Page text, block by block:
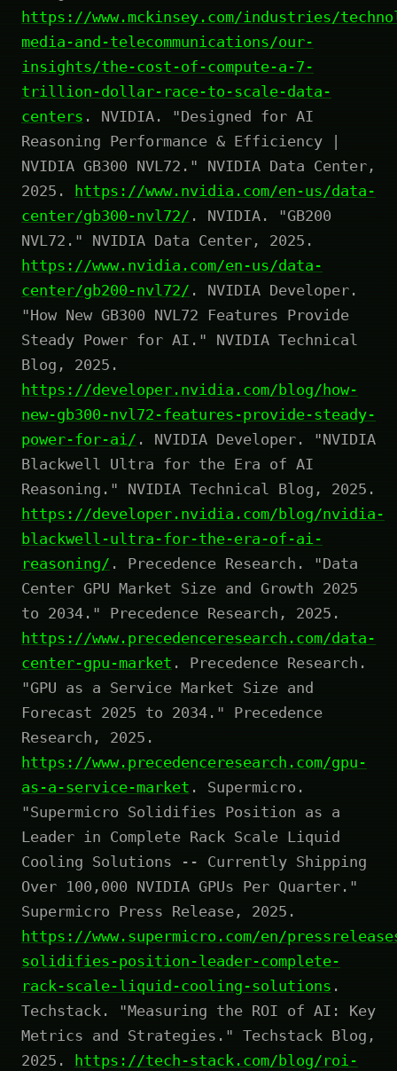
https://www.mckinsey.com/industries/
media-and-telecommunications/our-
insights/the-cost-of-compute-a-7-
trillion-dollar-race-to-scale-data-
centers . NVIDIA. "Designed for AI
Reasoning Performance & Efficiency |
NVIDIA GB300 NVL72." NVIDIA Data Center,
2025. https://www.nvidia.com/en-us/data-
center/gb300-nvl72/ . NVIDIA. "GB200
NVL72." NVIDIA Data Center, 2025.
https://www.nvidia.com/en-us/data-
center/gb200-nvl72/ . NVIDIA Developer.
"How New GB300 NVL72 Features Provide
Steady Power for AI." NVIDIA Technical
Blog, 2025.
https://developer.nvidia.com/blog/how-
new-gb300-nvl72-features-provide-steady-
power-for-ai/ . NVIDIA Developer. "NVIDIA
Blackwell Ultra for the Era of AI
Reasoning." NVIDIA Technical Blog, 2025.
https://developer.nvidia.com/blog/nvidia-
blackwell-ultra-for-the-era-of-ai-
reasoning/ . Precedence Research. "Data
Center GPU Market Size and Growth 2025
to 2034." Precedence Research, 2025.
https://www.precedenceresearch.com/data-
center-gpu-market . Precedence Research.
"GPU as a Service Market Size and
Forecast 2025 to 2034." Precedence
Research, 2025.
https://www.precedenceresearch.com/gpu-
as-a-service-market . Supermicro.
"Supermicro Solidifies Position as a
Leader in Complete Rack Scale Liquid
Cooling Solutions -- Currently Shipping
Over 100,000 NVIDIA GPUs Per Quarter."
Supermicro Press Release, 2025.
https://www.supermicro.com/en/
solidifies-position-leader-complete-
rack-scale-liquid-cooling-solutions .
Techstack. "Measuring the ROI of AI: Key
Metrics and Strategies." Techstack Blog,
2025. https://tech-stack.com/blog/roi-